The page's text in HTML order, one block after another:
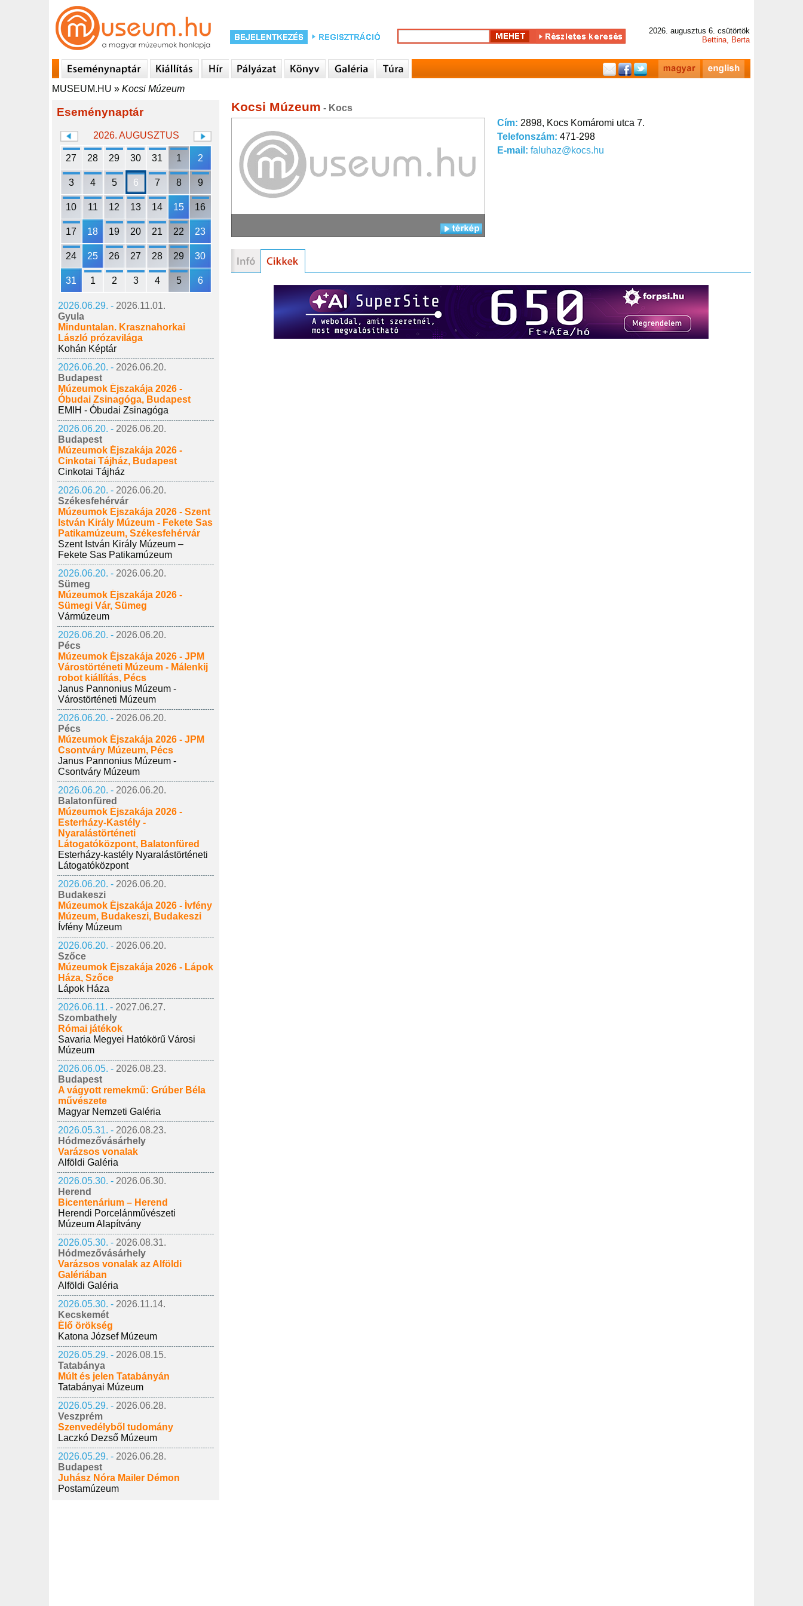
2026. augusztus 6. csütörtök
Bettina, Berta
MUSEUM.HU » Kocsi Múzeum
Eseménynaptár
2026. AUGUSZTUS
27 28 29 30 31 1 2
3 4 5 6 7 8 9
10 11 12 13 14 15 16
17 18 19 20 21 22 23
24 25 26 27 28 29 30
31 1 2 3 4 5 6
2026.06.29. - 2026.11.01.
Gyula
Minduntalan. Krasznahorkai
László prózavilága
Kohán Képtár
2026.06.20. - 2026.06.20.
Budapest
Múzeumok Éjszakája 2026 -
Óbudai Zsinagóga, Budapest
EMIH - Óbudai Zsinagóga
2026.06.20. - 2026.06.20.
Budapest
Múzeumok Éjszakája 2026 -
Cinkotai Tájház, Budapest
Cinkotai Tájház
2026.06.20. - 2026.06.20.
Székesfehérvár
Múzeumok Éjszakája 2026 - Szent
István Király Múzeum - Fekete Sas
Patikamúzeum, Székesfehérvár
Szent István Király Múzeum –
Fekete Sas Patikamúzeum
2026.06.20. - 2026.06.20.
Sümeg
Múzeumok Éjszakája 2026 -
Sümegi Vár, Sümeg
Vármúzeum
2026.06.20. - 2026.06.20.
Pécs
Múzeumok Éjszakája 2026 - JPM
Várostörténeti Múzeum - Málenkij
robot kiállítás, Pécs
Janus Pannonius Múzeum -
Várostörténeti Múzeum
2026.06.20. - 2026.06.20.
Pécs
Múzeumok Éjszakája 2026 - JPM
Csontváry Múzeum, Pécs
Janus Pannonius Múzeum -
Csontváry Múzeum
2026.06.20. - 2026.06.20.
Balatonfüred
Múzeumok Éjszakája 2026 -
Esterházy-Kastély -
Nyaralástörténeti
Látogatóközpont, Balatonfüred
Esterházy-kastély Nyaralástörténeti
Látogatóközpont
2026.06.20. - 2026.06.20.
Budakeszi
Múzeumok Éjszakája 2026 - Ívfény
Múzeum, Budakeszi, Budakeszi
Ívfény Múzeum
2026.06.20. - 2026.06.20.
Szőce
Múzeumok Éjszakája 2026 - Lápok
Háza, Szőce
Lápok Háza
2026.06.11. - 2027.06.27.
Szombathely
Római játékok
Savaria Megyei Hatókörű Városi
Múzeum
2026.06.05. - 2026.08.23.
Budapest
A vágyott remekmű: Grúber Béla
művészete
Magyar Nemzeti Galéria
2026.05.31. - 2026.08.23.
Hódmezővásárhely
Varázsos vonalak
Alföldi Galéria
2026.05.30. - 2026.06.30.
Herend
Bicentenárium – Herend
Herendi Porcelánművészeti
Múzeum Alapítvány
2026.05.30. - 2026.08.31.
Hódmezővásárhely
Varázsos vonalak az Alföldi
Galériában
Alföldi Galéria
2026.05.30. - 2026.11.14.
Kecskemét
Élő örökség
Katona József Múzeum
2026.05.29. - 2026.08.15.
Tatabánya
Múlt és jelen Tatabányán
Tatabányai Múzeum
2026.05.29. - 2026.06.28.
Veszprém
Szenvedélyből tudomány
Laczkó Dezső Múzeum
2026.05.29. - 2026.06.28.
Budapest
Juhász Nóra Mailer Démon
Postamúzeum
Kocsi Múzeum - Kocs
Cím: 2898, Kocs Komáromi utca 7.
Telefonszám: 471-298
E-mail: faluhaz@kocs.hu